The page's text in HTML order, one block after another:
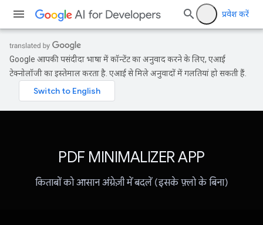
प्रवेश करें
Google आपकी पसंदीदा भाषा में कॉन्टेंट का अनुवाद करने के लिए, एआई
टेक्नोलॉजी का इस्तेमाल करता है. एआई से मिले अनुवादों में गलतियां हो सकती हैं.
PDF MINIMALIZER APP
किताबों को आसान अंग्रेज़ी में बदलें (इसके फ़्लो के बिना)